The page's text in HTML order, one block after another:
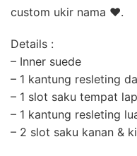
custom ukir nama ❤.
Details :
– Inner suede
– 1 kantung resleting
– 1 slot saku tempat
– 1 kantung resleting
– 2 slot saku kanan &